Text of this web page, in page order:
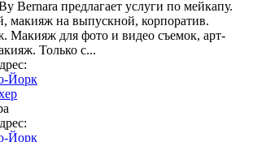
Bernara предлагает услуги по мейкапу.
макияж на выпускной, корпоратив.
Макияж для фото и видео съемок, арт-
Только с...
Йорк
Йорк